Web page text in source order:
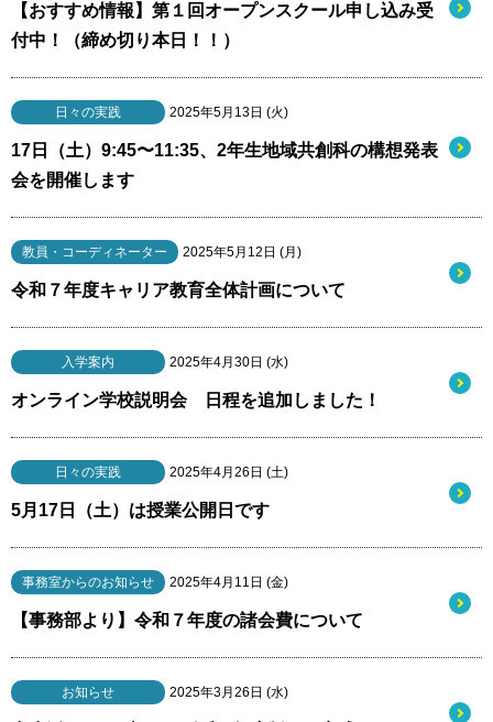
【おすすめ情報】第１回オープンスクール申し込み受
付中！（締め切り本日！！）
日々の実践 2025年5月13日 (火)
17日（土）9:45〜11:35、2年生地域共創科の構想発表
会を開催します
教員・コーディネーター 2025年5月12日 (月)
令和７年度キャリア教育全体計画について
入学案内 2025年4月30日 (水)
オンライン学校説明会 日程を追加しました！
日々の実践 2025年4月26日 (土)
5月17日（土）は授業公開日です
事務室からのお知らせ 2025年4月11日 (金)
【事務部より】令和７年度の諸会費について
お知らせ 2025年3月26日 (水)